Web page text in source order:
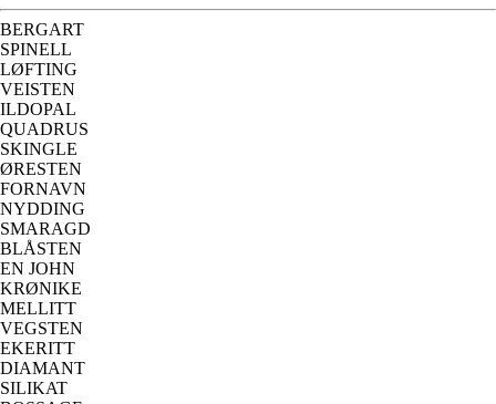
BERGART
SPINELL
LØFTING
VEISTEN
ILDOPAL
QUADRUS
SKINGLE
ØRESTEN
FORNAVN
NYDDING
SMARAGD
BLÅSTEN
EN JOHN
KRØNIKE
MELLITT
VEGSTEN
EKERITT
DIAMANT
SILIKAT